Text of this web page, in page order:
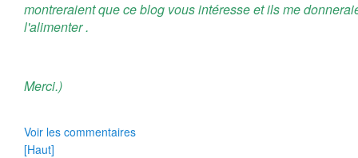
montreraient que ce blog vous intéresse et ils me
l'alimenter .
Merci.)
Voir les commentaires
[Haut]